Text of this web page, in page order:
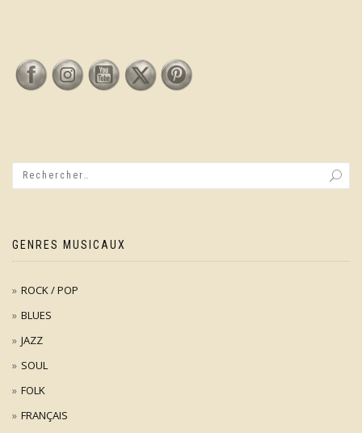
GENRES MUSICAUX
ROCK / POP
BLUES
JAZZ
SOUL
FOLK
FRANÇAIS